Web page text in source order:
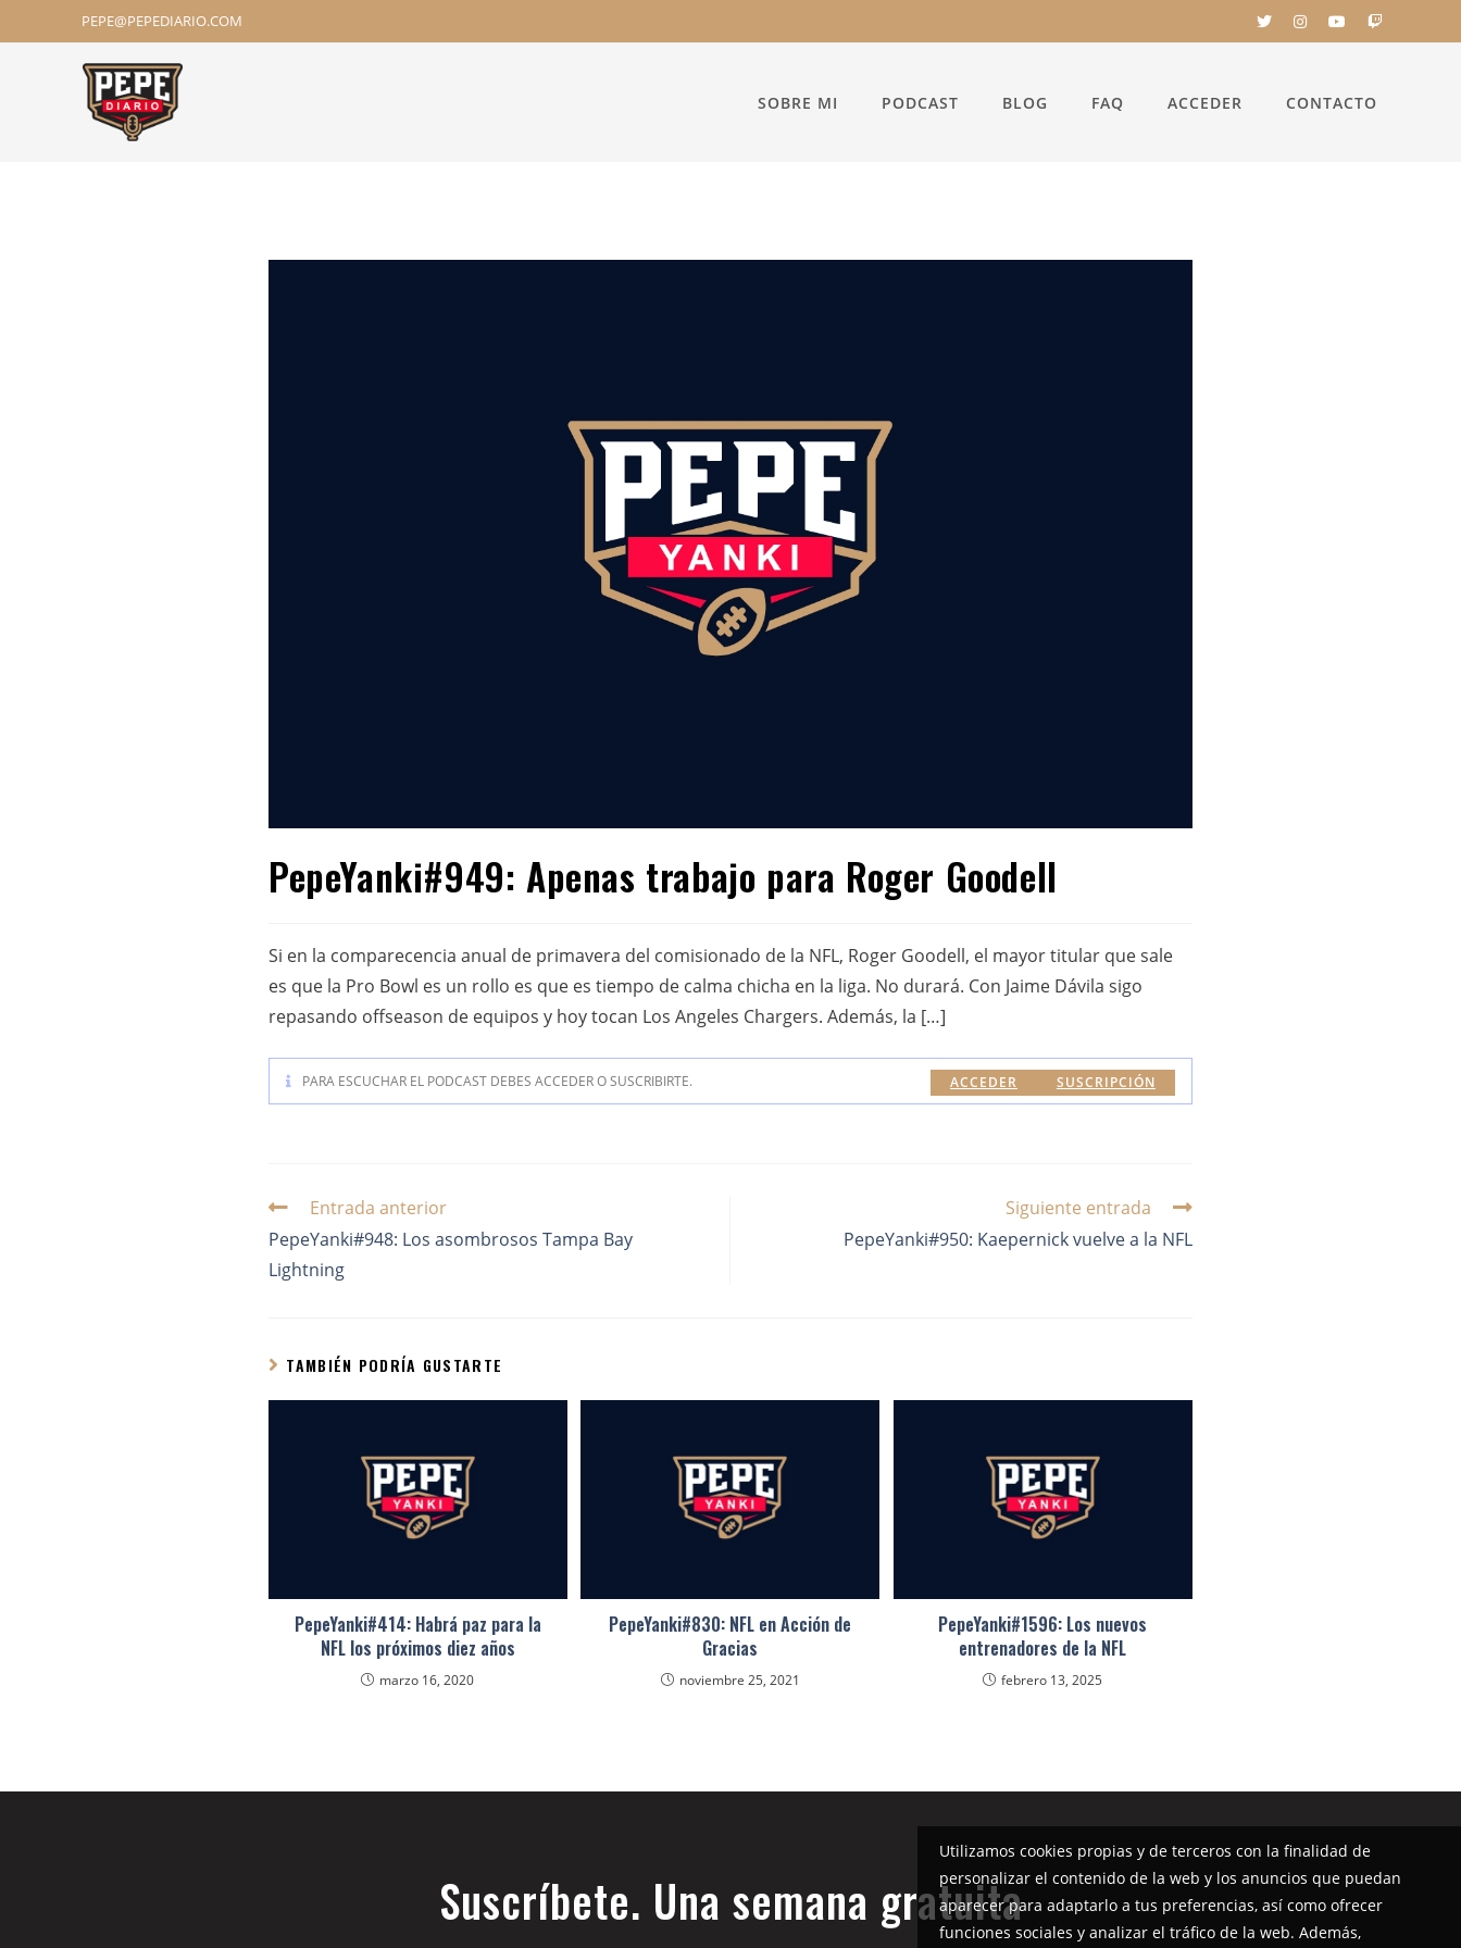
PEPE@PEPEDIARIO.COM
SOBRE MI PODCAST BLOG FAQ ACCEDER CONTACTO
PepeYanki#949: Apenas trabajo para Roger Goodell
Si en la comparecencia anual de primavera del comisionado de la NFL, Roger Goodell, el mayor titular que sale
es que la Pro Bowl es un rollo es que es tiempo de calma chicha en la liga. No durará. Con Jaime Dávila sigo
repasando offseason de equipos y hoy tocan Los Angeles Chargers. Además, la […]
PARA ESCUCHAR EL PODCAST DEBES ACCEDER O SUSCRIBIRTE. SUSCRIPCIÓN
ACCEDER
Entrada anterior
PepeYanki#948: Los asombrosos Tampa Bay
Lightning
Siguiente entrada
PepeYanki#950: Kaepernick vuelve a la NFL
TAMBIÉN PODRÍA GUSTARTE
PepeYanki#414: Habrá paz para la
NFL los próximos diez años
marzo 16, 2020
PepeYanki#830: NFL en Acción de
Gracias
noviembre 25, 2021
PepeYanki#1596: Los nuevos
entrenadores de la NFL
febrero 13, 2025
Suscríbete. Una semana gratuita
Utilizamos cookies propias y de terceros con la finalidad de
personalizar el contenido de la web y los anuncios que puedan
aparecer para adaptarlo a tus preferencias, así como ofrecer
funciones sociales y analizar el tráfico de la web. Además,